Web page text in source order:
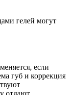
гелей могут
если
губ и коррекция
отдают